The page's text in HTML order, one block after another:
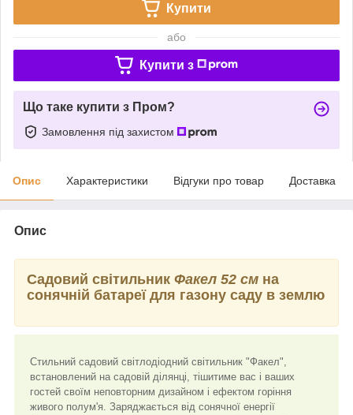
Купити
або
Купити з
Що таке купити з Пром?
Замовлення під захистом
Опис Характеристики Відгуки про товар Доставка
Опис
Садовий світильник Факел 52 см на
сонячній батареї для газону саду в землю
Стильний садовий світлодіодний світильник "Факел",
встановлений на садовій ділянці, тішитиме вас і ваших
гостей своїм неповторним дизайном і ефектом горіння
живого полум'я. Заряджається від сонячної енергії